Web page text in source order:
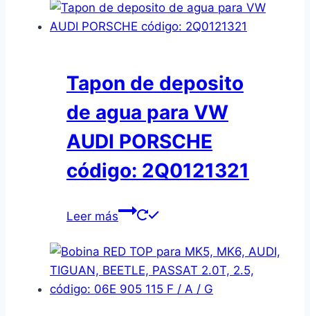
Tapon de deposito
de agua para VW
AUDI PORSCHE
código: 2Q0121321
Leer más